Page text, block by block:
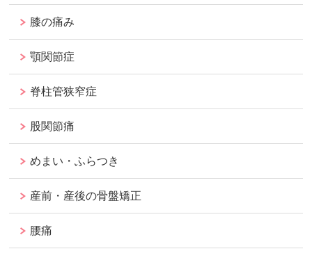
膝の痛み
顎関節症
脊柱管狭窄症
股関節痛
めまい・ふらつき
産前・産後の骨盤矯正
腰痛